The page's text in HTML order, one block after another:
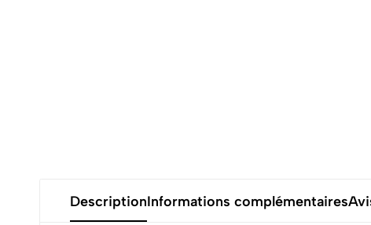
DescriptionInformations complémentaires